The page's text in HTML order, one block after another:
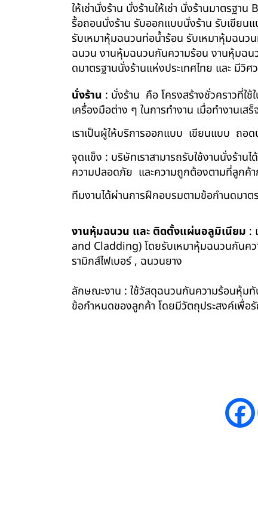
ให้เช่านั่งร้าน นั่งร้านให้เช่า นั่งร้านมาตรฐ
รื้อถอนนั่งร้าน รับออกแบบนั่งร้าน รับเขียน
รับเหมาหุ้มฉนวนท่อน้ำร้อน รับเหมาหุ้มฉน
ฉนวน งานหุ้มฉนวนกันความร้อน งานหุ้มฉ
ดมาตรฐานนั่งร้านแห่งประเทศไทย และ มี
นั่งร้าน : นั่งร้าน คือ โครงสร้างชั่วคราวที่ใ
เครื่องมือต่าง ๆ ในการทำงาน เมื่อทำงานเ
เราเป็นผู้ให้บริการออกแบบ เขียนแบบ ถอ
จุดแข็ง : บริษัทเราสามารถรับใช้งานนั่งร้
ความปลอดภัย และความถูกต้องตามที่ลูกค้
ทีมงานได้ผ่านการฝึกอบรมตามข้อกำนดมา
งานหุ้มฉนวน และ ติดตั้งแผ่นอลูมิเนียม :
and Cladding) โดยรับเหมาหุ้มฉนวนกันคว
รามิกส์ไฟเบอร์ , ฉนวนยาง
ลักษณะงาน : ใช้วัสดุฉนวนกันความร้อนหุ้ม
ข้อกำหนดของลูกค้า โดยมีวัตถุประสงค์เพื่อ